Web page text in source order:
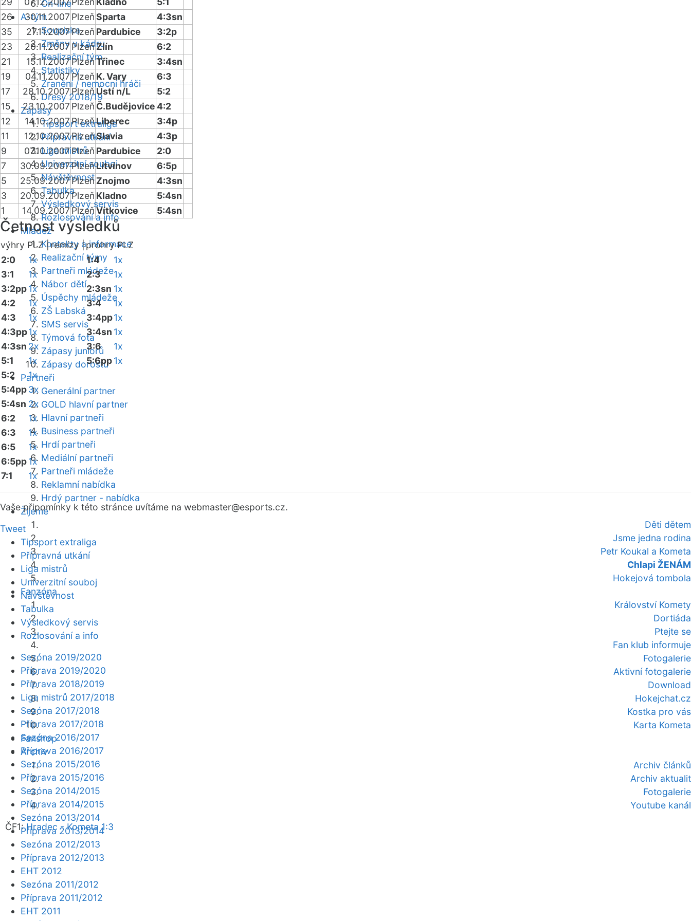
On-line
A-tým
Soupiska
Změny v kádru
Realizační tým
Statistiky
Zranění / nemocní hráči
Dresy 2018/19
Zápasy
Tipsport extraliga
Přípravná utkání
Liga mistrů
Univerzitní souboj
Návštěvnost
Tabulka
Výsledkový servis
Rozlosování a info
Mládež
Kontakty a informace
Realizační týmy
Partneři mládeže
Nábor dětí
Úspěchy mládeže
ZŠ Labská
SMS servis
Týmová fota
Zápasy juniorů
Zápasy dorostu
Partneři
Generální partner
GOLD hlavní partner
Hlavní partneři
Business partneři
Hrdí partneři
Mediální partneři
Partneři mládeže
Reklamní nabídka
Hrdý partner - nabídka
Žijeme
Děti dětem
Jsme jedna rodina
Petr Koukal a Kometa
Chlapi ŽENÁM
Hokejová tombola
Fanzóna
Království Komety
Dortiáda
Ptejte se
Fan klub informuje
Fotogalerie
Aktivní fotogalerie
Download
Hokejchat.cz
Kostka pro vás
Karta Kometa
Fanshop
Archiv
Archiv článků
Archiv aktualit
Fotogalerie
Youtube kanál
ČF1:Hradec - Kometa 1:3
26
30.11.2007 PlzeňSparta
4:3sn
35
27.11.2007Plzeň Pardubice
3:2p
23
20.11.2007 PlzeňZlín
6:2
21
15.11.2007PlzeňTřinec
3:4sn
19
04.11.2007 Plzeň K. Vary
6:3
17
28.10.2007Plzeň Ústí n/L
5:2
15
23.10.2007 Plzeň Č.Budějovice4:2
12
14.10.2007PlzeňLiberec
3:4p
11
12.10.2007PlzeňSlavia
4:3p
9
07.10.2007 Plzeň Pardubice
2:0
7
30.09.2007PlzeňLitvínov
6:5p
5
25.09.2007PlzeňZnojmo
4:3sn
3
20.09.2007Plzeň Kladno
5:4sn
1
14.09.2007 PlzeňVítkovice 5:4sn
Četnost výsledků
výhry PLZ |remízy |prohry PLZ
2:0
1x
3:1
1x
3:2pp1x
4:2
1x
4:3
1x
4:3pp1x
4:3sn 2x
5:1
1x
5:2
1x
5:4pp3x
5:4sn 2x
6:2
1x
6:3
1x
6:5
1x
6:5pp1x
7:1
1x
1:4
1x
2:3
1x
2:3sn 1x
3:4
1x
3:4pp1x
3:4sn 1x
3:6
1x
5:6pp1x
Vaše připomínky k této stránce uvítáme na webmaster@esports.cz.
Tweet
Tipsport extraliga
Přípravná utkání
Liga mistrů
Univerzitní souboj
Návštěvnost
Tabulka
Výsledkový servis
Rozlosování a info
Sezóna 2019/2020
Příprava 2019/2020
Příprava 2018/2019
Liga mistrů 2017/2018
Sezóna 2017/2018
Příprava 2017/2018
Sezóna 2016/2017
Příprava 2016/2017
Sezóna 2015/2016
Příprava 2015/2016
Sezóna 2014/2015
Příprava 2014/2015
Sezóna 2013/2014
Příprava 2013/2014
Sezóna 2012/2013
Příprava 2012/2013
EHT 2012
Sezóna 2011/2012
Příprava 2011/2012
EHT 2011